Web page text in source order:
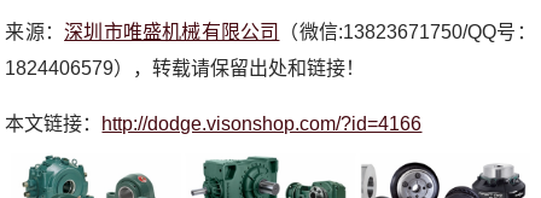
来源：深圳市唯盛机械有限公司
（微信:13823671750/QQ号：
1824406579），转载请保留出处和链接！
本文链接： http://dodge.visonshop.com/?id=4166